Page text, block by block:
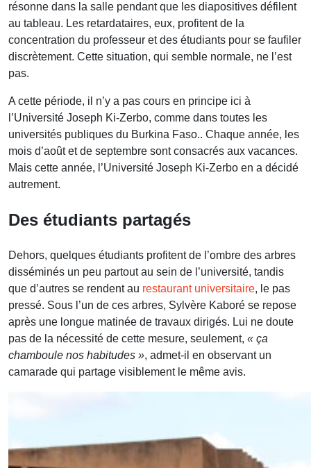
résonne dans la salle pendant que les diapositives défilent
au tableau. Les retardataires, eux, profitent de la
concentration du professeur et des étudiants pour se faufiler
discrètement. Cette situation, qui semble normale, ne l’est
pas.
A cette période, il n’y a pas cours en principe ici à
l’Université Joseph Ki-Zerbo, comme dans toutes les
universités publiques du Burkina Faso.. Chaque année, les
mois d’août et de septembre sont consacrés aux vacances.
Mais cette année, l’Université Joseph Ki-Zerbo en a décidé
autrement.
Des étudiants partagés
Dehors, quelques étudiants profitent de l’ombre des arbres
disséminés un peu partout au sein de l’université, tandis
que d’autres se rendent au restaurant universitaire, le pas
pressé. Sous l’un de ces arbres, Sylvère Kaboré se repose
après une longue matinée de travaux dirigés. Lui ne doute
pas de la nécessité de cette mesure, seulement, « ça
chamboule nos habitudes », admet-il en observant un
camarade qui partage visiblement le même avis.